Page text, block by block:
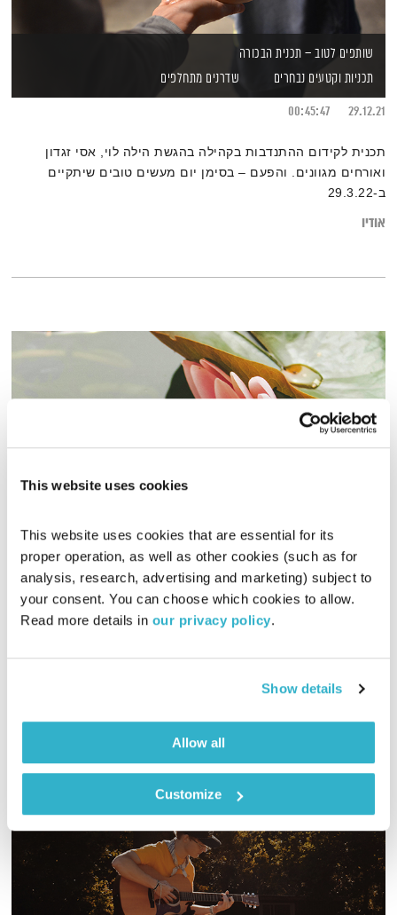
This website uses cookies
This website uses cookies that are essential for its
proper operation, as well as other cookies (such as for
analysis, research, advertising and marketing) subject to
your consent. You can choose which cookies to allow.
Read more details in our privacy policy.
Show details
Allow all
Customize
שותפים לטוב – תכנית הבכורה
תכניות וקטעים נבחרים
שדרנים מתחלפים
29.12.21
00:45:47
תכנית לקידום ההתנדבות בקהילה בהגשת הילה לוי, אסי זגדון
ואורחים מגוונים. והפעם – בסימן יום מעשים טובים שיתקיים
ב-29.3.22
אודיו
טיול שבת – 10.1.26
טיול שבת
מיכל גפן
10.01.26
01:59:10
מיכל גפן מזמינה אתכם לשעתיים של מוזיקה שמגיעה מכל קצווי
אודיו